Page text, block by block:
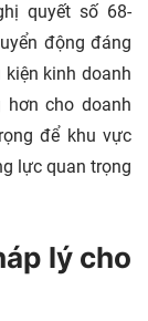
quyết số 68-
động đáng
kinh doanh
cho doanh
để khu vực
lực quan trọng
lý cho